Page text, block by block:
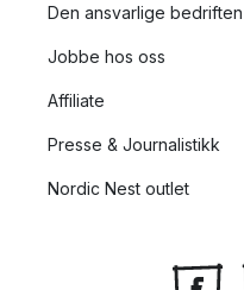
Den ansvarlige bedriften
Jobbe hos oss
Affiliate
Presse & Journalistikk
Nordic Nest outlet